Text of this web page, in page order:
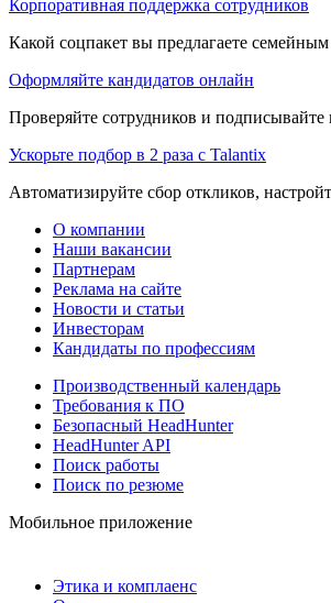
Корпоративная поддержка сотрудников
Какой соцпакет вы предлагаете
Оформляйте кандидатов онлайн
Проверяйте сотрудников и
Ускорьте подбор в 2 раза с Talantix
Автоматизируйте сбор откликов,
О компании
Наши вакансии
Партнерам
Реклама на сайте
Новости и статьи
Инвесторам
Кандидаты по профессиям
Производственный календарь
Требования к ПО
Безопасный HeadHunter
HeadHunter API
Поиск работы
Поиск по резюме
Мобильное приложение
Этика и комплаенс